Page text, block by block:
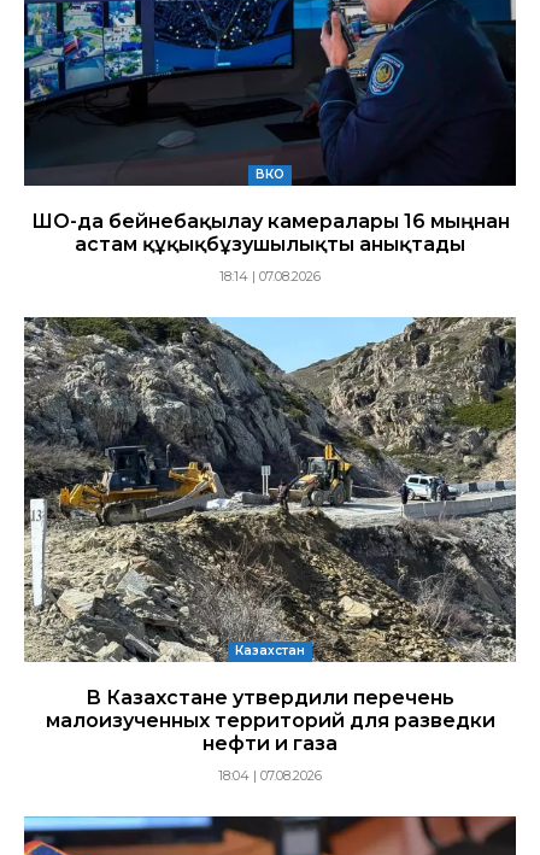
ВКО
ШҚО-да бейнебақылау камералары 16 мыңнан
астам құқықбұзушылықты анықтады
18:14 | 07.08.2026
Казахстан
В Казахстане утвердили перечень
малоизученных территорий для разведки
нефти и газа
18:04 | 07.08.2026